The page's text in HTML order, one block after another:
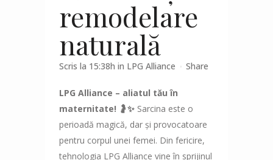
remodelare
naturală
Scris la 15:38h in LPG Alliance Share
LPG Alliance – aliatul tău în
maternitate! 🤰✨ Sarcina este o
perioadă magică, dar și provocatoare
pentru corpul unei femei. Din fericire,
tehnologia LPG Alliance vine în sprijinul